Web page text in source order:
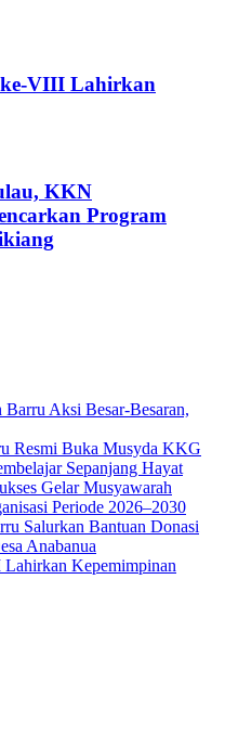
VIII Lahirkan
KKN
Program
Aksi Besar-Besaran,
Resmi Buka Musyda KKG
Sepanjang Hayat
Gelar Musyawarah
Periode 2026–2030
Salurkan Bantuan Donasi
Anabanua
Kepemimpinan